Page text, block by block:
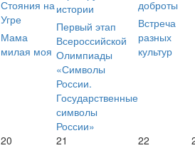
Стояния на
Угре
Мама
милая моя
истории
Первый этап
Всероссийской
Олимпиады
«Символы
России.
Государственные
символы
России»
доброты
Встреча
разных
культур
20
21
22